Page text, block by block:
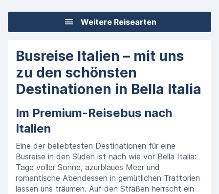
Weitere Reisearten
Busreise Italien – mit uns
zu den schönsten
Destinationen in Bella Italia
Im Premium-Reisebus nach
Italien
Eine der beliebtesten Destinationen für eine
Busreise in den Süden ist nach wie vor Bella Italia:
Tage voller Sonne, azurblaues Meer und
romantische Abendessen in gemütlichen Trattorien
lassen uns träumen. Auf den Straßen herrscht ein